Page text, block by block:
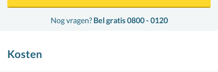
Nog vragen? Bel gratis 0800 - 0120
Kosten